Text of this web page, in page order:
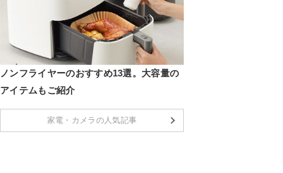
ノンフライヤーのおすすめ13選。大容量の
アイテムもご紹介
家電・カメラの人気記事